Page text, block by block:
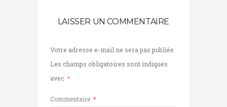
LAISSER UN COMMENTAIRE
Votre adresse e-mail ne sera pas publiée.
Les champs obligatoires sont indiqués
avec *
Commentaire *